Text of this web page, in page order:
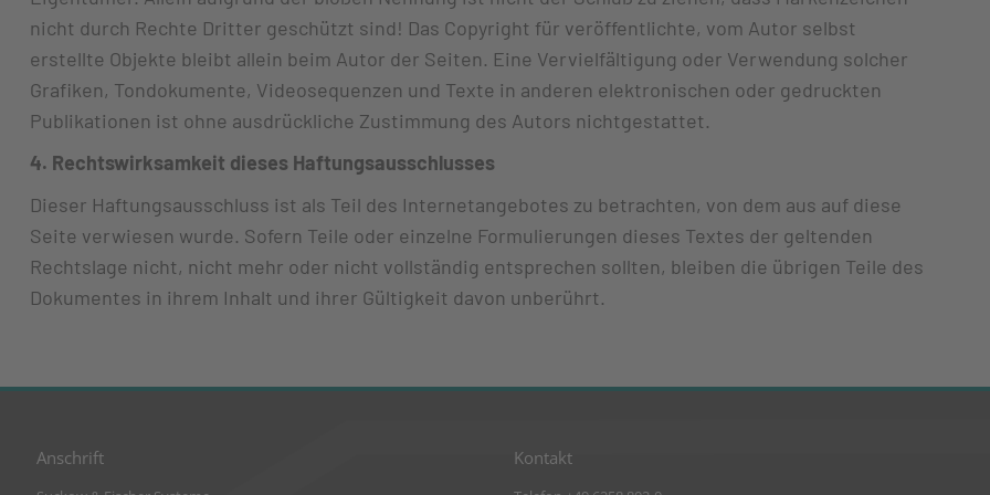
nicht durch Rechte Dritter geschützt sind! Das Copyright für veröffentlichte, vom Autor selbst
erstellte Objekte bleibt allein beim Autor der Seiten. Eine Vervielfältigung oder Verwendung solcher
Grafiken, Tondokumente, Videosequenzen und Texte in anderen elektronischen oder gedruckten
Publikationen ist ohne ausdrückliche Zustimmung des Autors nichtgestattet.
4. Rechtswirksamkeit dieses Haftungsausschlusses
Dieser Haftungsausschluss ist als Teil des Internetangebotes zu betrachten, von dem aus auf diese
Seite verwiesen wurde. Sofern Teile oder einzelne Formulierungen dieses Textes der geltenden
Rechtslage nicht, nicht mehr oder nicht vollständig entsprechen sollten, bleiben die übrigen Teile des
Dokumentes in ihrem Inhalt und ihrer Gültigkeit davon unberührt.
Anschrift Kontakt